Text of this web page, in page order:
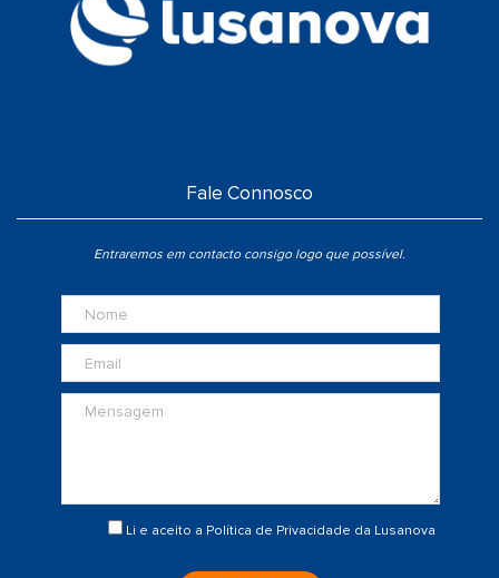
Fale Connosco
Entraremos em contacto consigo logo que possível.
Li e aceito a Política de Privacidade da Lusanova